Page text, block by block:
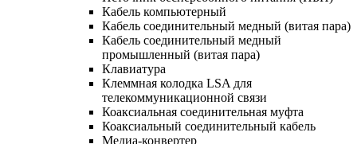
Кабель компьютерный
Кабель соединительный медный (витая пара)
Кабель соединительный медный
промышленный (витая пара)
Клавиатура
Клеммная колодка LSA для
телекоммуникационной связи
Коаксиальная соединительная муфта
Коаксиальный соединительный кабель
Медиа-конвертер